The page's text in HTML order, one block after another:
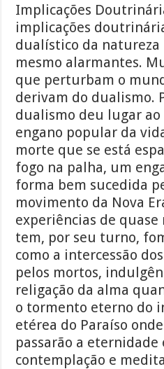
Implicações
implicações
dualístico da natureza
mesmo alarmantes.
que perturbam o
derivam do dualismo.
dualismo deu lugar
engano popular da
morte que se está
fogo na palha, um
forma bem sucedida
movimento da Nova
experiências de
tem, por seu turno,
como a intercessão
pelos mortos,
religação da alma
o tormento eterno do
etérea do Paraíso
passarão a eternidade
contemplação e